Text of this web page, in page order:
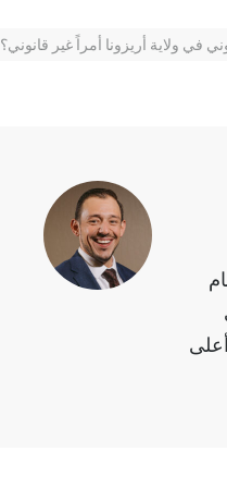
في ولاية أريزونا أمراً غير قانوني؟